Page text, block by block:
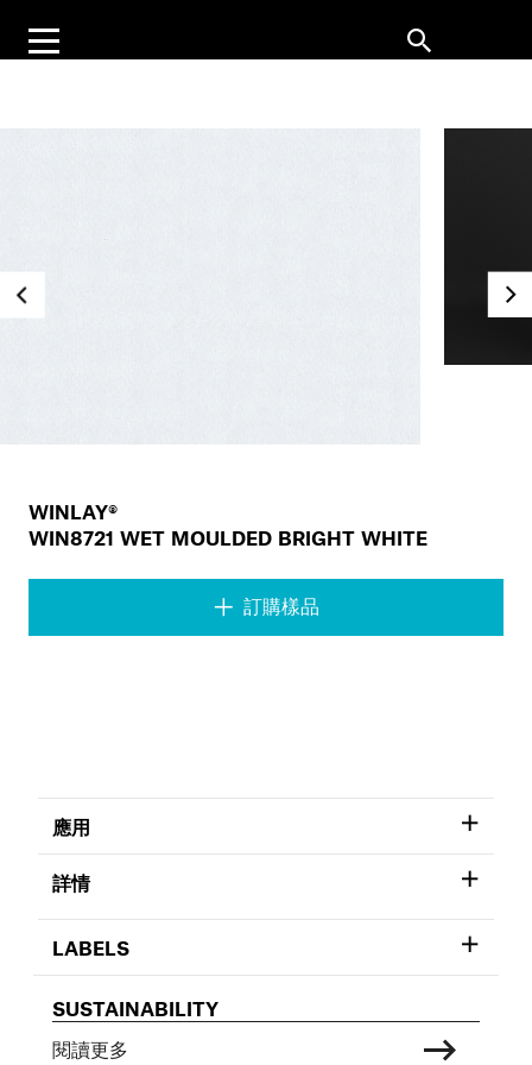
WINLAY®
WIN8721 WET MOULDED BRIGHT WHITE
訂購樣品
應用
詳情
LABELS
SUSTAINABILITY
閱讀更多